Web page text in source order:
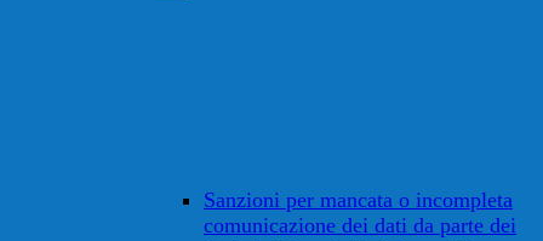
Sanzioni per mancata o incompleta
comunicazione dei dati da parte dei